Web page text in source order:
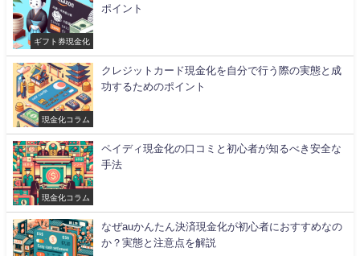
ギフト券現金化
ポイント
現金化コラム
クレジットカード現金化を自分で行う際の実態と成
功するためのポイント
現金化コラム
ペイディ現金化の口コミと初心者が知るべき安全な
手法
なぜauかんたん決済現金化が初心者におすすめなの
か？実態と注意点を解説